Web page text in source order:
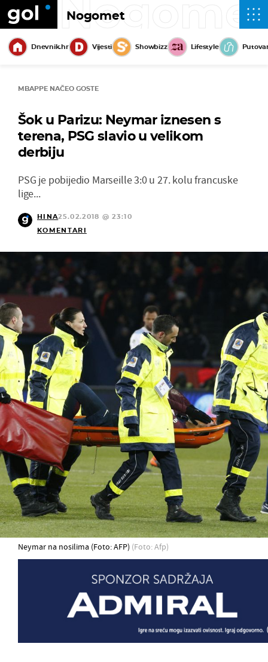
Nogomet
Dnevnik.hr Vijesti Showbizz Lifestyle
MBAPPE NAČEO GOSTE
Šok u Parizu: Neymar iznesen s
terena, PSG slavio u velikom
derbiju
PSG je pobijedio Marseille 3:0 u 27. kolu francuske
lige...
HINA25.02.2018 @ 23:10
KOMENTARI
Neymar na nosilima (Foto: AFP) (Foto: Afp)